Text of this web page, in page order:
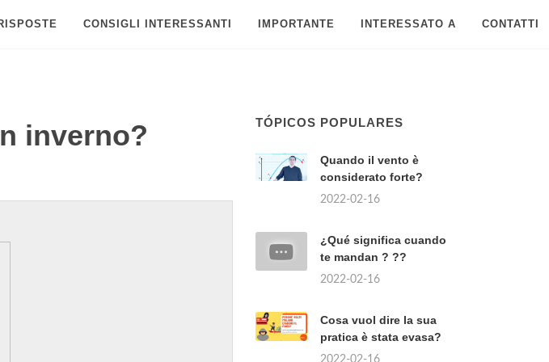
CONSIGLI INTERESSANTI IMPORTANTE INTERESSATO A CONTATTI
inverno? TÓPICOS POPULARES
Quando il vento è
considerato forte?
2022-02-16
¿Qué significa cuando
te mandan ? ??
2022-02-16
Cosa vuol dire la sua
pratica è stata evasa?
2022-02-16